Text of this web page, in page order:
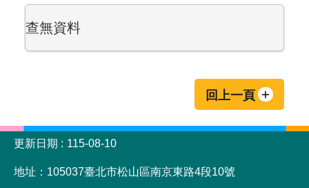
查無資料
回上一頁
:::
更新日期
115-08-10
地址：105037臺北市松山區南京東路4段10號